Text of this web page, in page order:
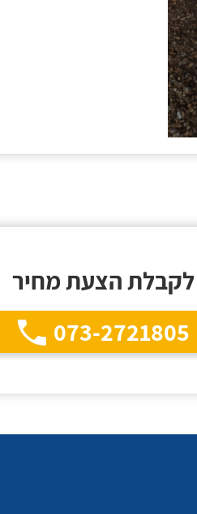
לקבלת הצעת מחיר
073-2721805